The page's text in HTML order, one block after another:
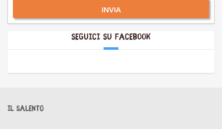
INVIA
Alternative:
Seguici su Facebook
IL SALENTO